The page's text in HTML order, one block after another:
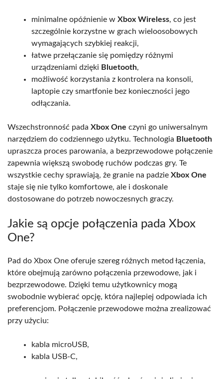
minimalne opóźnienie w Xbox Wireless, co jest
szczególnie korzystne w grach wieloosobowych
wymagających szybkiej reakcji,
łatwe przełączanie się pomiędzy różnymi
urządzeniami dzięki Bluetooth,
możliwość korzystania z kontrolera na konsoli,
laptopie czy smartfonie bez konieczności jego
odłączania.
Wszechstronność pada Xbox One czyni go uniwersalnym
narzędziem do codziennego użytku. Technologia Bluetooth
upraszcza proces parowania, a bezprzewodowe połączenie
zapewnia większą swobodę ruchów podczas gry. Te
wszystkie cechy sprawiają, że granie na padzie Xbox One
staje się nie tylko komfortowe, ale i doskonale
dostosowane do potrzeb nowoczesnych graczy.
Jakie są opcje połączenia pada Xbox
One?
Pad do Xbox One oferuje szereg różnych metod łączenia,
które obejmują zarówno połączenia przewodowe, jak i
bezprzewodowe. Dzięki temu użytkownicy mogą
swobodnie wybierać opcję, która najlepiej odpowiada ich
preferencjom. Połączenie przewodowe można zrealizować
przy użyciu:
kabla microUSB,
kabla USB-C,